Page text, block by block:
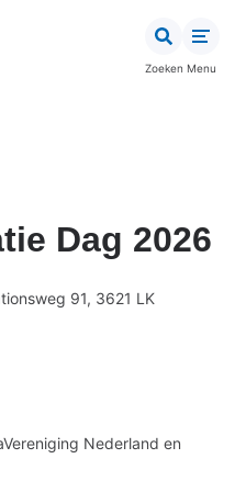
Zoeken Menu
Dag 2026
91, 3621 LK
Nederland en